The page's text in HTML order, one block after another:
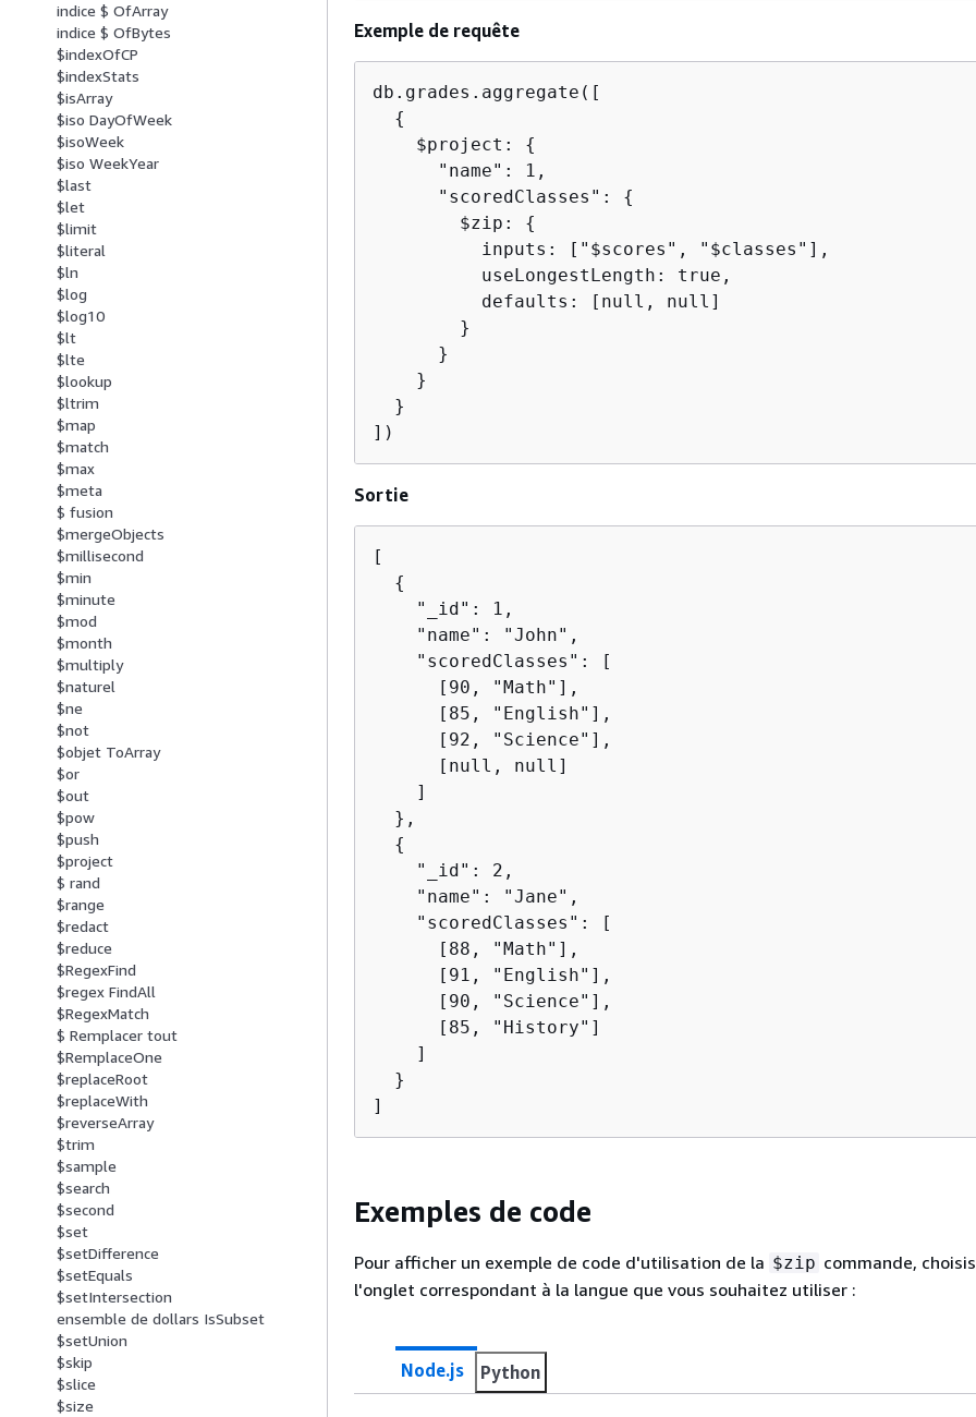
indice $ OfArray
indice $ OfBytes
$indexOfCP
$indexStats
$isArray
$iso DayOfWeek
$isoWeek
$iso WeekYear
$last
$let
$limit
$literal
$ln
$log
$log10
$lt
$lte
$lookup
$ltrim
$map
$match
$max
$meta
$ fusion
$mergeObjects
$millisecond
$min
$minute
$mod
$month
$multiply
$naturel
$ne
$not
$objet ToArray
$or
$out
$pow
$push
$project
$ rand
$range
$redact
$reduce
$RegexFind
$regex FindAll
$RegexMatch
$ Remplacer tout
$RemplaceOne
$replaceRoot
$replaceWith
$reverseArray
$trim
$sample
$search
$second
$set
$setDifference
$setEquals
$setIntersection
ensemble de dollars IsSubset
$setUnion
$skip
$slice
$size
Exemple de requête
db.grades.aggregate([
{
    $project:
{
      "name": 1,
      "scoredClasses":
{
        $zip:
{
          inputs: ["$scores", "$classes"],
          useLongestLength: true,
          defaults: [null, null]
        }
      }
    }
  }
])
Sortie
[
{
    "_id": 1,
    "name": "John",
    "scoredClasses": [
      [90, "Math"],
      [85, "English"],
      [92, "Science"],
      [null, null]
    ]
  },
{
    "_id": 2,
    "name": "Jane",
    "scoredClasses": [
      [88, "Math"],
      [91, "English"],
      [90, "Science"],
      [85, "History"]
    ]
  }
]
Exemples de code
Pour afficher un exemple de code d'utilisation de la $zip commande,
l'onglet correspondant à la langue que vous souhaitez utiliser :
Node.js Python